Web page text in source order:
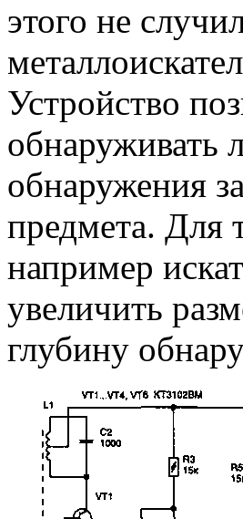
этого не
Устройство
обнаруживать
обнаружения
предмета. Для
например
увеличить
глубину